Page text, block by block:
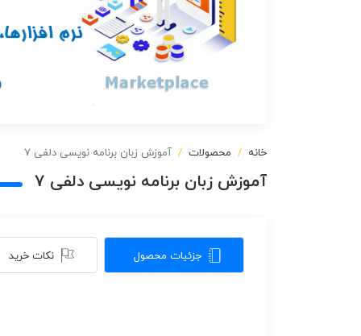
خانه محصولات آموزش زبان برنامه نویسی دلفی 7
آموزش زبان برنامه نویسی دلفی 7
جزئیات محصول نکات خرید